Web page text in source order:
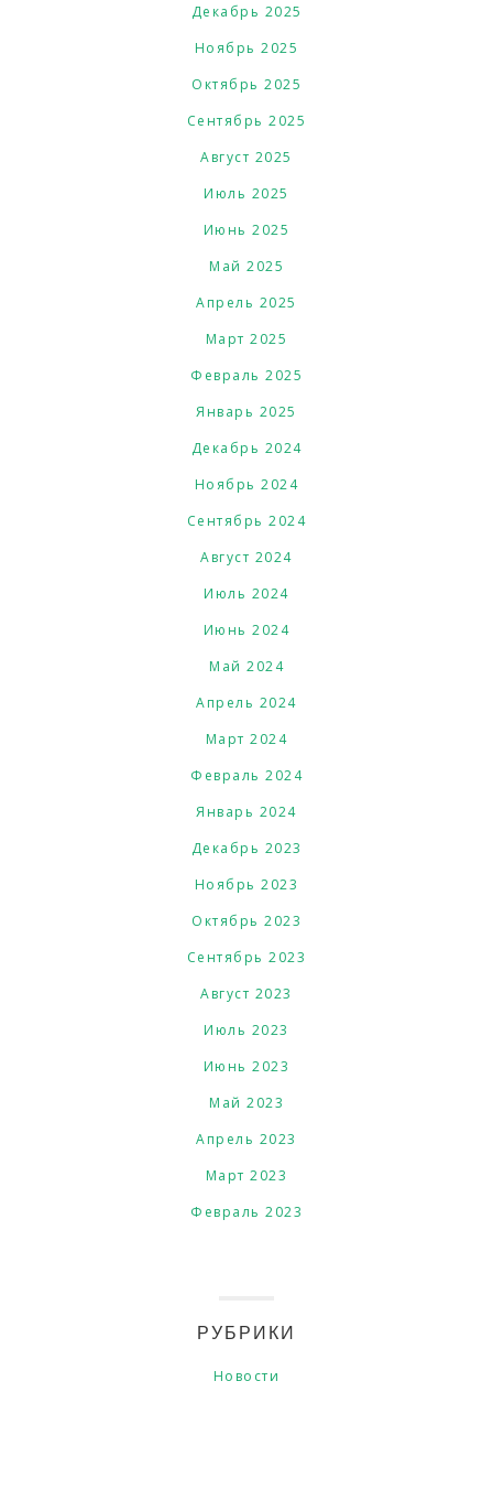
Декабрь 2025
Ноябрь 2025
Октябрь 2025
Сентябрь 2025
Август 2025
Июль 2025
Июнь 2025
Май 2025
Апрель 2025
Март 2025
Февраль 2025
Январь 2025
Декабрь 2024
Ноябрь 2024
Сентябрь 2024
Август 2024
Июль 2024
Июнь 2024
Май 2024
Апрель 2024
Март 2024
Февраль 2024
Январь 2024
Декабрь 2023
Ноябрь 2023
Октябрь 2023
Сентябрь 2023
Август 2023
Июль 2023
Июнь 2023
Май 2023
Апрель 2023
Март 2023
Февраль 2023
РУБРИКИ
Новости